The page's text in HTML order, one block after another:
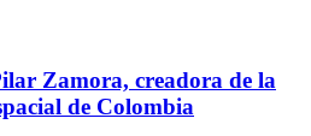
Zamora, creadora de la
de Colombia